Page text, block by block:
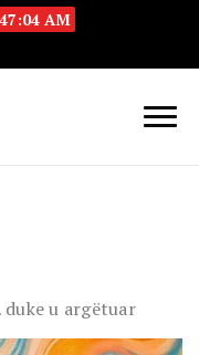
AM
u argëtuar